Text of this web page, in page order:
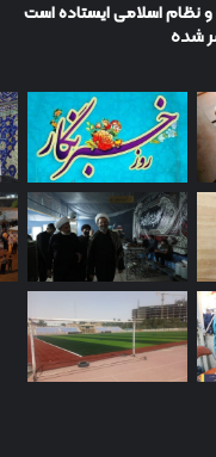
و نظام اسلامی ایستاده است
شده